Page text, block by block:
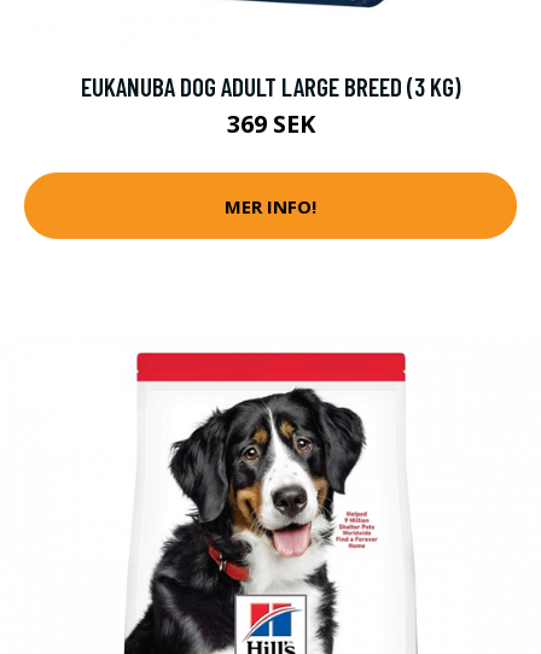
EUKANUBA DOG ADULT LARGE BREED (3 KG)
369 SEK
MER INFO!